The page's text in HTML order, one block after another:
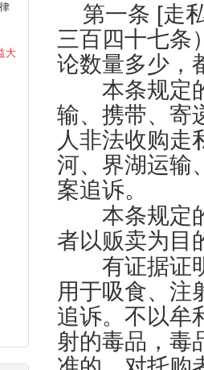
大
第一条 [走
三百四十七条
论数量多少，
本条规定的
输、携带、寄
人非法收购走
河、界湖运输
案追诉。
本条规定的
者以贩卖为目
有证据证明
用于吸食、注
追诉。不以牟
射的毒品，毒